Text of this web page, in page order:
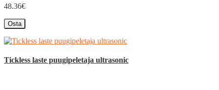
48.36€
Osta
Tickless laste puugipeletaja ultrasonic